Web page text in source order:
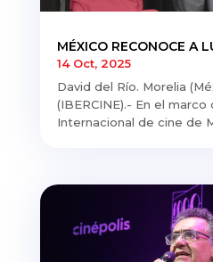
MÉXICO RECONOCE A
14 Oct, 2025
David del Río. Morelia
(IBERCINE).- En el marco
Internacional de cine de